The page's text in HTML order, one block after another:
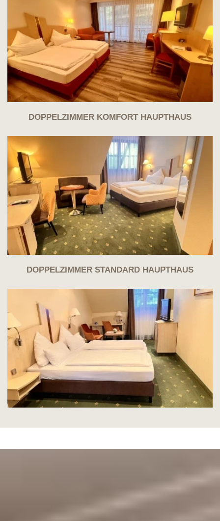
DOPPELZIMMER KOMFORT HAUPTHAUS
DOPPELZIMMER STANDARD HAUPTHAUS